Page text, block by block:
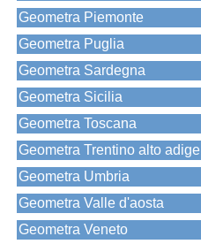
Geometra Piemonte
Geometra Puglia
Geometra Sardegna
Geometra Sicilia
Geometra Toscana
Geometra Trentino alto adige
Geometra Umbria
Geometra Valle d'aosta
Geometra Veneto